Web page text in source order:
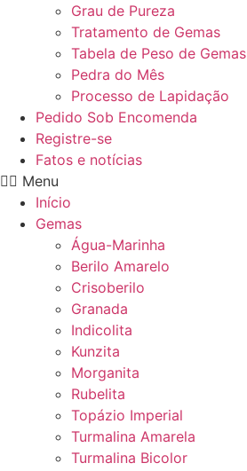
Grau de Pureza
Tratamento de Gemas
Tabela de Peso de Gemas
Pedra do Mês
Processo de Lapidação
Pedido Sob Encomenda
Registre-se
Fatos e notícias
Menu
Início
Gemas
Água-Marinha
Berilo Amarelo
Crisoberilo
Granada
Indicolita
Kunzita
Morganita
Rubelita
Topázio Imperial
Turmalina Amarela
Turmalina Bicolor